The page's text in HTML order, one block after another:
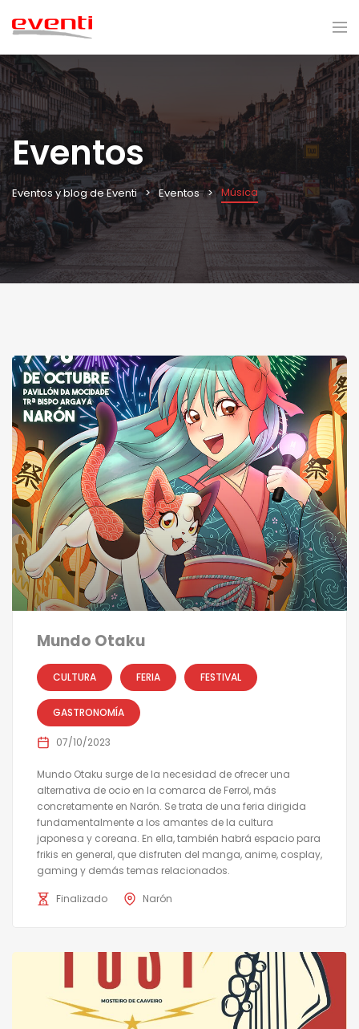
Eventos
Eventos y blog de Eventi Eventos Música
Mundo Otaku
CULTURA FERIA FESTIVAL
GASTRONOMÍA
07/10/2023
Mundo Otaku surge de la necesidad de ofrecer una
alternativa de ocio en la comarca de Ferrol, más
concretamente en Narón. Se trata de una feria dirigida
fundamentalmente a los amantes de la cultura
japonesa y coreana. En ella, también habrá espacio para
frikis en general, que disfruten del manga, anime, cosplay,
gaming y demás temas relacionados.
Finalizado Narón